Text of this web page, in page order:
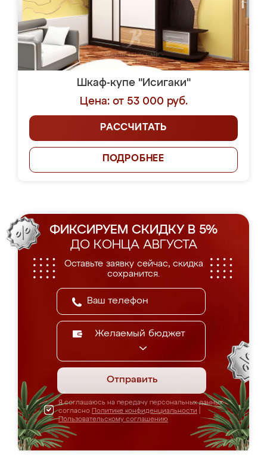
Шкаф-купе "Исигаки"
Цена: от 53 000 руб.
РАССЧИТАТЬ
ПОДРОБНЕЕ
ФИКСИРУЕМ СКИДКУ В 5%
ДО КОНЦА АВГУСТА
Оставьте заявку сейчас, скидка
сохранится.
Желаемый бюджет
Отправить
Я соглашаюсь на передачу персональных данных
согласно Политике конфиденциальности
Пользовательскому соглашению